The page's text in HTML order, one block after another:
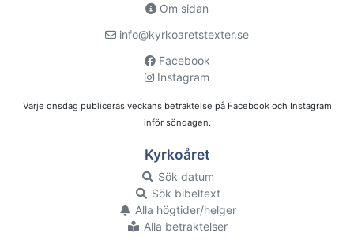
Om sidan
info@kyrkoaretstexter.se
Facebook
Instagram
Varje onsdag publiceras veckans betraktelse på Facebook och Instagram
inför söndagen.
Kyrkoåret
Sök datum
Sök bibeltext
Alla högtider/helger
Alla betraktelser